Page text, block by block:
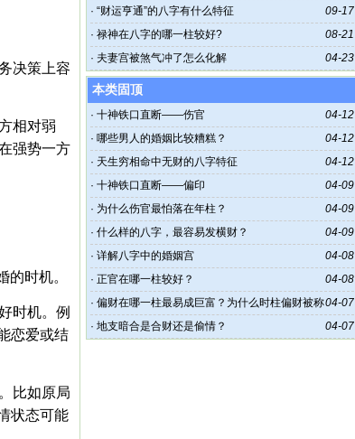
决策上容
相对弱
强势一方
时机。
时机。例
恋爱或结
比如原局
状态可能
09-17
· “财运亨通”的八字有什么特征
08-21
· 禄神在八字的哪一柱较好?
04-23
· 夫妻宫被煞气冲了怎么化解
本类固顶
04-12
· 十神铁口直断——伤官
04-12
· 哪些男人的婚姻比较糟糕？
04-12
· 天生穷相命中无财的八字特征
04-09
· 十神铁口直断——偏印
04-09
· 为什么伤官最怕落在年柱？
04-09
· 什么样的八字，最容易发横财？
04-08
· 详解八字中的婚姻宫
04-08
· 正官在哪一柱较好？
04-07
· 偏财在哪一柱最易成巨富？为什么时柱偏财被称
为上等富格
04-07
· 地支暗合是合财还是偷情？